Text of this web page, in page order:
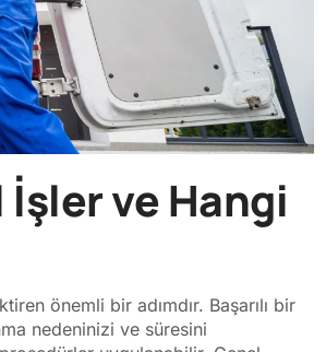
İşler ve Hangi
önemli bir adımdır. Başarılı bir
nedeninizi ve süresini